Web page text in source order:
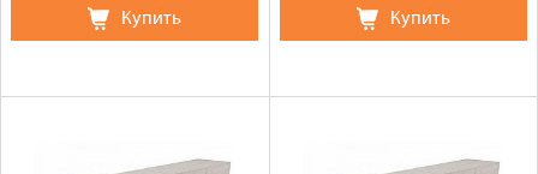
Купить Купить